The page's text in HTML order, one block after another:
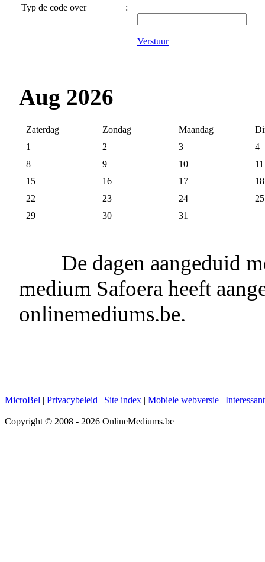
Typ de code over :
Verstuur
Aug 2026
Zaterdag Zondag Maandag
1
2 3
4
8
9 10
11
15
16 17
18
22
23 24
25
29
30 31
De dagen aangeduid
medium Safoera heeft
onlinemediums.be.
MicroBel | Privacybeleid | Site index | Mobiele webversie |
Copyright © 2008 - 2026 OnlineMediums.be